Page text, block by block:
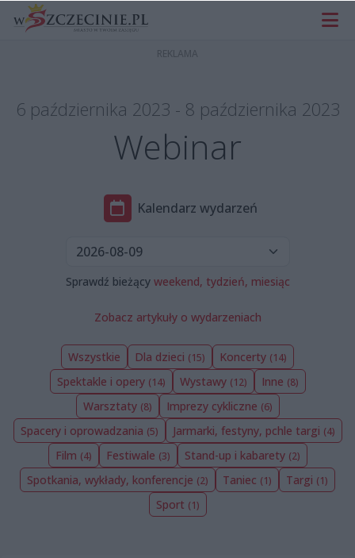
6 października 2023 - 8 października 2023
Webinar
Kalendarz wydarzeń
Sprawdź bieżący weekend, tydzień, miesiąc
Zobacz artykuły o wydarzeniach
Wszystkie Dla dzieci (15) Koncerty (14)
Spektakle i opery (14) Wystawy (12) Inne (8)
Warsztaty (8) Imprezy cykliczne (6)
Spacery i oprowadzania (5) Jarmarki, festyny, pchle targi (4)
Film (4) Festiwale (3) Stand-up i kabarety (2)
Spotkania, wykłady, konferencje (2) Taniec (1) Targi (1)
Sport (1)